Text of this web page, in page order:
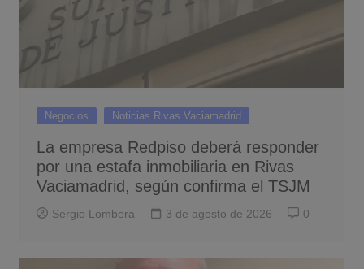
Negocios Noticias Rivas Vaciamadrid
La empresa Redpiso deberá responder
por una estafa inmobiliaria en Rivas
Vaciamadrid, según confirma el TSJM
Sergio Lombera 3 de agosto de 2026 0